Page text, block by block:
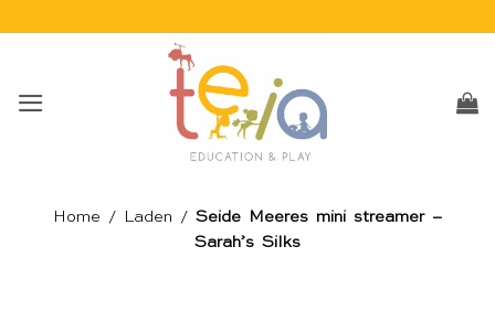
Home / Laden / Seide Meeres mini streamer –
Sarah’s Silks